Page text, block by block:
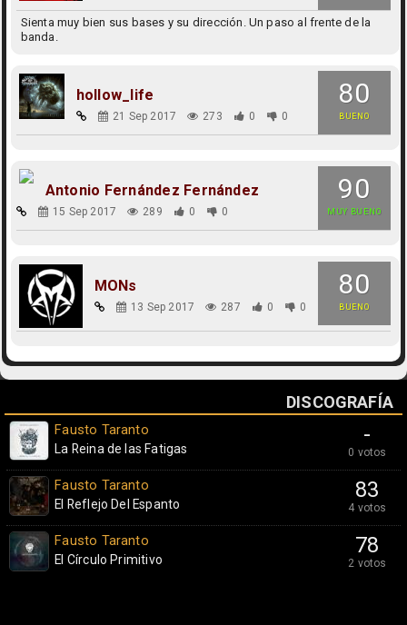
Sienta muy bien sus bases y su dirección. Un paso al frente de la
banda.
80
BUENO
hollow_life
21 Sep 2017 273 0 0
90
MUY BUENO
Antonio Fernández Fernández
15 Sep 2017 289 0 0
80
BUENO
MONs
13 Sep 2017 287 0 0
DISCOGRAFÍA
-
0 votos
Fausto Taranto
La Reina de las Fatigas
83
4 votos
Fausto Taranto
El Reflejo Del Espanto
78
2 votos
Fausto Taranto
El Círculo Primitivo